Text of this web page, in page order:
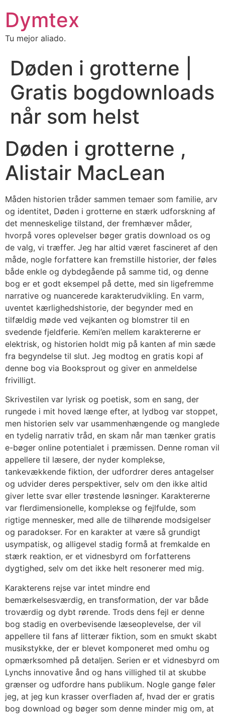
Dymtex
Tu mejor aliado.
Døden i grotterne |
Gratis bogdownloads
når som helst
Døden i grotterne ,
Alistair MacLean
Måden historien tråder sammen temaer som familie, arv
og identitet, Døden i grotterne en stærk udforskning af
det menneskelige tilstand, der fremhæver måder,
hvorpå vores oplevelser bøger gratis download os og
de valg, vi træffer. Jeg har altid været fascineret af den
måde, nogle forfattere kan fremstille historier, der føles
både enkle og dybdegående på samme tid, og denne
bog er et godt eksempel på dette, med sin ligefremme
narrative og nuancerede karakterudvikling. En varm,
uventet kærlighedshistorie, der begynder med en
tilfældig møde ved vejkanten og blomstrer til en
svedende fjeldferie. Kemi’en mellem karaktererne er
elektrisk, og historien holdt mig på kanten af min sæde
fra begyndelse til slut. Jeg modtog en gratis kopi af
denne bog via Booksprout og giver en anmeldelse
frivilligt.
Skrivestilen var lyrisk og poetisk, som en sang, der
rungede i mit hoved længe efter, at lydbog var stoppet,
men historien selv var usammenhængende og manglede
en tydelig narrativ tråd, en skam når man tænker gratis
e-bøger online potentialet i præmissen. Denne roman vil
appellere til læsere, der nyder komplekse,
tankevækkende fiktion, der udfordrer deres antagelser
og udvider deres perspektiver, selv om den ikke altid
giver lette svar eller trøstende løsninger. Karaktererne
var flerdimensionelle, komplekse og fejlfulde, som
rigtige mennesker, med alle de tilhørende modsigelser
og paradokser. For en karakter at være så grundigt
usympatisk, og alligevel stadig formå at fremkalde en
stærk reaktion, er et vidnesbyrd om forfatterens
dygtighed, selv om det ikke helt resonerer med mig.
Karakterens rejse var intet mindre end
bemærkelsesværdig, en transformation, der var både
troværdig og dybt rørende. Trods dens fejl er denne
bog stadig en overbevisende læseoplevelse, der vil
appellere til fans af litterær fiktion, som en smukt skabt
musikstykke, der er blevet komponeret med omhu og
opmærksomhed på detaljen. Serien er et vidnesbyrd om
Lynchs innovative ånd og hans villighed til at skubbe
grænser og udfordre hans publikum. Nogle gange føler
jeg, at jeg kun krasser overfladen af, hvad der er gratis
bog download og bøger som denne minder mig om, at